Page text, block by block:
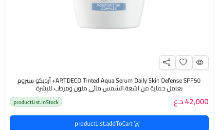
ARTDECO Tinted Aqua Serum Daily Skin Defense SPF50+ أرديكو سيروم
بعامل حماية من اشعة الشمس مائي ملون ومرطب للبشرة
42,000 د.ع productList.inStock
productList.addToCart